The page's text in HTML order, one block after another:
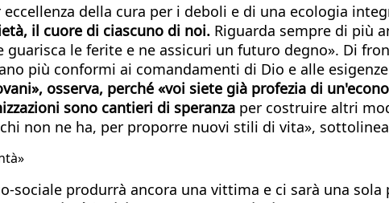
della cura per i deboli e di una ecologia
il cuore di ciascuno di noi. Riguarda sempre di più
le ferite e ne assicuri un futuro degno». Di
più conformi ai comandamenti di Dio e alle
osserva, perché «voi siete già profezia di
sono cantieri di speranza per costruire altri
non ne ha, per proporre nuovi stili di vita»,
sociale produrrà ancora una vittima e ci sarà una